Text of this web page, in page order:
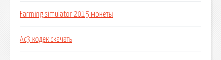
Farming simulator 2015 монеты
Ac3 кодек скачать